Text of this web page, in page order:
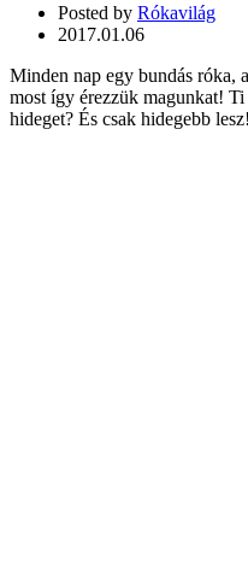
Posted by Rókavilág
2017.01.06
Minden nap egy bundás róka,
most így érezzük magunkat!
hideget? És csak hidegebb